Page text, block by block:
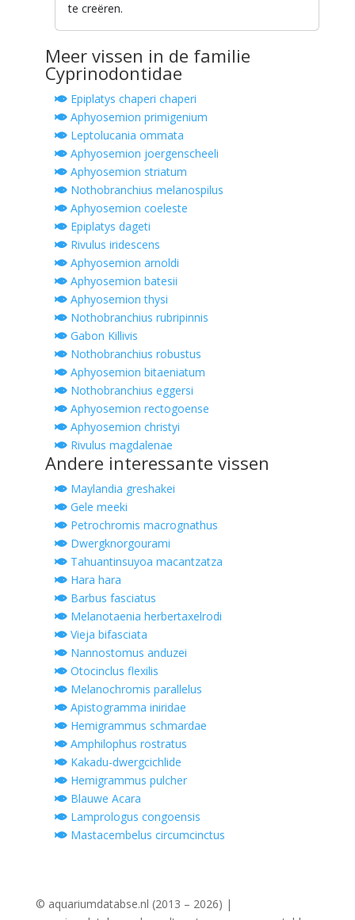
te creëren.
Meer vissen in de familie
Cyprinodontidae
Epiplatys chaperi chaperi
Aphyosemion primigenium
Leptolucania ommata
Aphyosemion joergenscheeli
Aphyosemion striatum
Nothobranchius melanospilus
Aphyosemion coeleste
Epiplatys dageti
Rivulus iridescens
Aphyosemion arnoldi
Aphyosemion batesii
Aphyosemion thysi
Nothobranchius rubripinnis
Gabon Killivis
Nothobranchius robustus
Aphyosemion bitaeniatum
Nothobranchius eggersi
Aphyosemion rectogoense
Aphyosemion christyi
Rivulus magdalenae
Andere interessante vissen
Maylandia greshakei
Gele meeki
Petrochromis macrognathus
Dwergknorgourami
Tahuantinsuyoa macantzatza
Hara hara
Barbus fasciatus
Melanotaenia herbertaxelrodi
Vieja bifasciata
Nannostomus anduzei
Otocinclus flexilis
Melanochromis parallelus
Apistogramma iniridae
Hemigrammus schmardae
Amphilophus rostratus
Kakadu-dwergcichlide
Hemigrammus pulcher
Blauwe Acara
Lamprologus congoensis
Mastacembelus circumcinctus
© aquariumdatabse.nl (2013 – 2026) |